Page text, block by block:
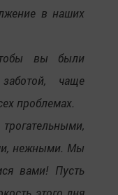
в наших
вы были
чаще
проблемах.
нежными. Мы
вами! Пусть